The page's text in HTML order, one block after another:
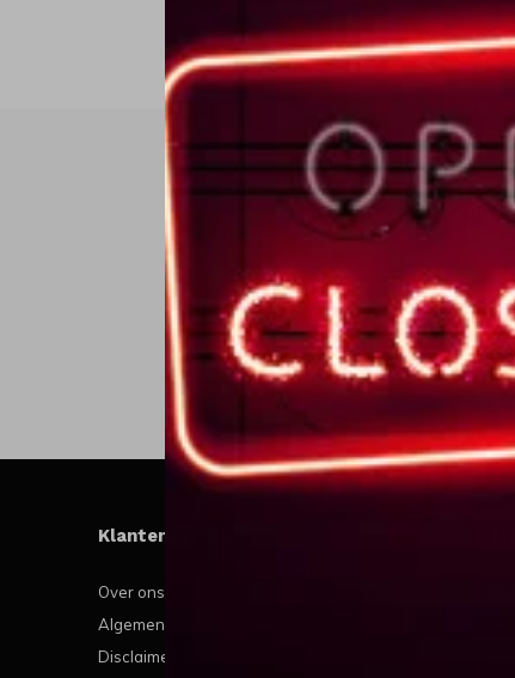
Klantenservice
Over ons
Algemene voorwaarden
Disclaimer